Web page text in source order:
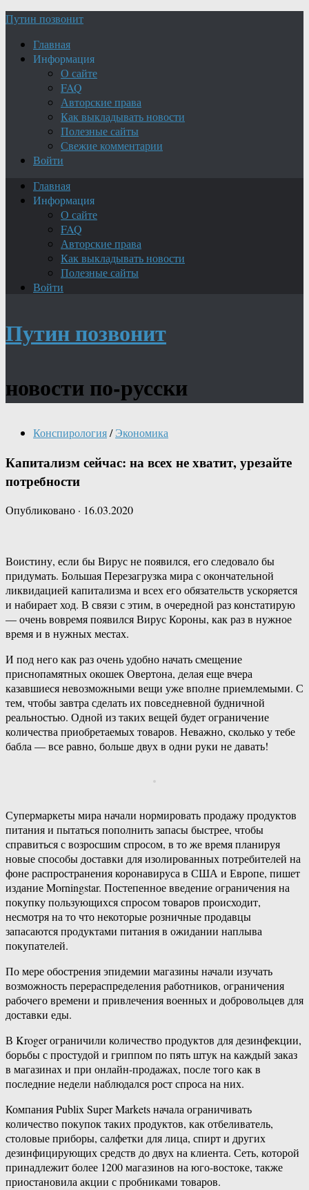
Путин позвонит
Главная
Информация
О сайте
FAQ
Авторские права
Как выкладывать новости
Полезные сайты
Свежие комментарии
Войти
Главная
Информация
О сайте
FAQ
Авторские права
Как выкладывать новости
Полезные сайты
Войти
Путин позвонит
новости по-русски
Конспирология/ Экономика
Капитализм сейчас: на всех не хватит, урезайте
потребности
Опубликовано · 16.03.2020
Воистину, если бы Вирус не появился, его следовало бы
придумать. Большая Перезагрузка мира с окончательной
ликвидацией капитализма и всех его обязательств ускоряется
и набирает ход. В связи с этим, в очередной раз констатирую
— очень вовремя появился Вирус Короны, как раз в нужное
время и в нужных местах.
И под него как раз очень удобно начать смещение
приснопамятных окошек Овертона, делая еще вчера
казавшиеся невозможными вещи уже вполне приемлемыми. С
тем, чтобы завтра сделать их повседневной будничной
реальностью. Одной из таких вещей будет ограничение
количества приобретаемых товаров. Неважно, сколько у тебе
бабла — все равно, больше двух в одни руки не давать!
Супермаркеты мира начали нормировать продажу продуктов
питания и пытаться пополнить запасы быстрее, чтобы
справиться с возросшим спросом, в то же время планируя
новые способы доставки для изолированных потребителей на
фоне распространения коронавируса в США и Европе, пишет
издание Morningstar. Постепенное введение ограничения на
покупку пользующихся спросом товаров происходит,
несмотря на то что некоторые розничные продавцы
запасаются продуктами питания в ожидании наплыва
покупателей.
По мере обострения эпидемии магазины начали изучать
возможность перераспределения работников, ограничения
рабочего времени и привлечения военных и добровольцев для
доставки еды.
В Kroger ограничили количество продуктов для дезинфекции,
борьбы с простудой и гриппом по пять штук на каждый заказ
в магазинах и при онлайн-продажах, после того как в
последние недели наблюдался рост спроса на них.
Компания Publix Super Markets начала ограничивать
количество покупок таких продуктов, как отбеливатель,
столовые приборы, салфетки для лица, спирт и других
дезинфицирующих средств до двух на клиента. Сеть, которой
принадлежит более 1200 магазинов на юго-востоке, также
приостановила акции с пробниками товаров.